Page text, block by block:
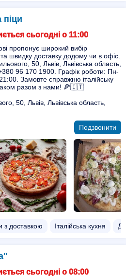
сьогодні о 11:00
пропонує широкий вибір
швидку доставку додому чи в офіс.
50, Львів, Львівська область,
96 170 1900. Графік роботи: Пн-
Замовте справжню італійську
разом з нами! 🍕🇮🇹
50, Львів, Львівська область,
Подзвонити
з доставкою Італійська кухня
сьогодні о 08:00